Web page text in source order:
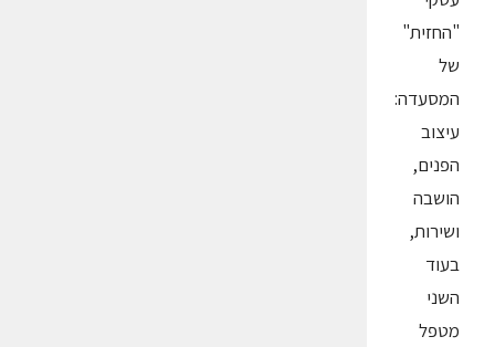
"החזית"
של
המסעדה:
עיצוב
הפנים,
הושבה
ושירות,
בעוד
השני
מטפל